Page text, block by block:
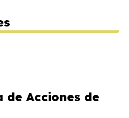
de Acciones de